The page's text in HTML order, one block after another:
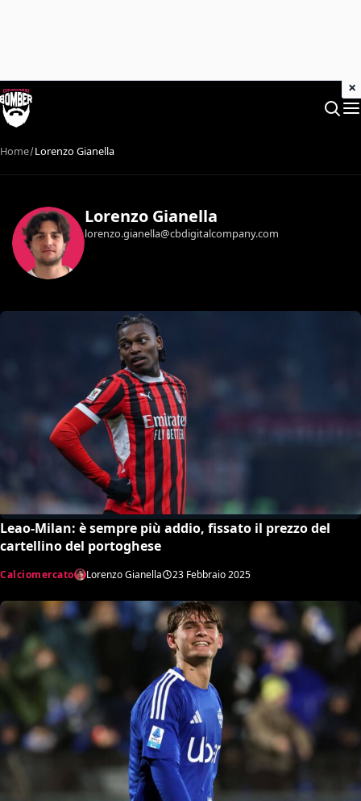
Home Lorenzo Gianella
Lorenzo Gianella
lorenzo.gianella@cbdigitalcompany.com
Leao-Milan: è sempre più addio, fissato il prezzo del
cartellino del portoghese
Calciomercato Lorenzo Gianella 23 Febbraio 2025
×